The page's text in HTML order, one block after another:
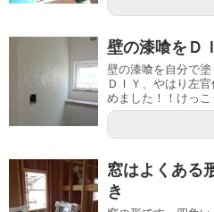
壁の漆喰をＤ
壁の漆喰を自分で
ＤＩＹ、やはり左
めました！！けっ
窓はよくある
き